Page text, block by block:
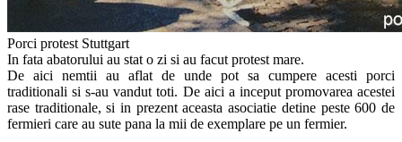
Porci protest Stuttgart
In fata abatorului au stat o zi si au facut protest mare.
De aici nemtii au aflat de unde pot sa cumpere acesti porci
traditionali si s-au vandut toti. De aici a inceput promovarea acestei
rase traditionale, si in prezent aceasta asociatie detine peste 600 de
fermieri care au sute pana la mii de exemplare pe un fermier.